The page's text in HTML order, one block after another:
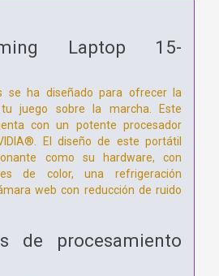
Laptop 15-
se ha diseñado para ofrecer la
juego sobre la marcha. Este
con un potente procesador
El diseño de este portátil
como su hardware, con
de color, una refrigeración
web con reducción de ruido
de procesamiento